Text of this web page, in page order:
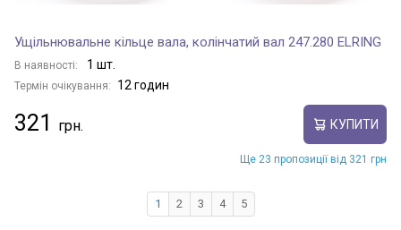
Ущільнювальне кільце вала, колінчатий вал 247.280 ELRING
В наявності: 1 шт.
Термін очікування: 12 годин
321 КУПИТИ
Ще 23 пропозиції від 321 грн
1 2 3 4 5